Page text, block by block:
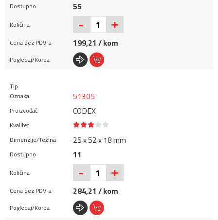
55
- +
199,21 / kom
51305
CODEX
25 x 52 x 18 mm
11
- +
284,21 / kom